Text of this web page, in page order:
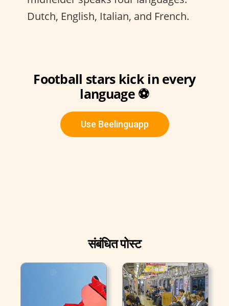
Dutch, English, Italian, and French.
Football stars kick in every
language ⚽
Use Beelinguapp
संबंधित पोस्ट